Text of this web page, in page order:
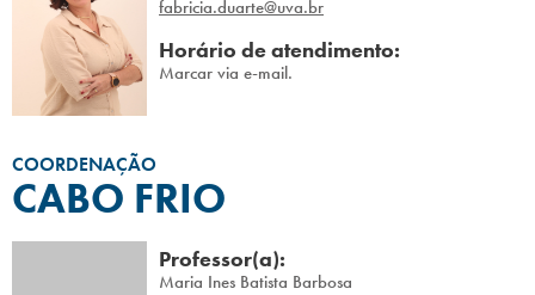
12
O curso de Graduação em
Fonoaudiologia da Universidade
Veiga de Almeida oferece uma sólida
de um conteúdo teórico-prático
fundamentado e distribuído a cada
período, privilegiando a ética e a
inovação científica;
fabricia.duarte@uva.br
Horário de atendimento:
Marcar via e-mail.
COORDENAÇÃO
CABO FRIO
Professor(a):
Maria Ines Batista Barbosa